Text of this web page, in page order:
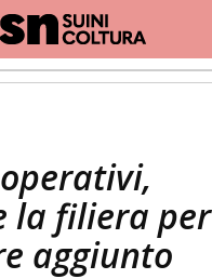
la filiera per
aggiunto